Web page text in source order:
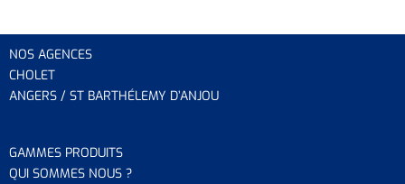
NOS AGENCES
CHOLET
ANGERS / ST BARTHÉLEMY D’ANJOU
GAMMES PRODUITS
QUI SOMMES NOUS ?